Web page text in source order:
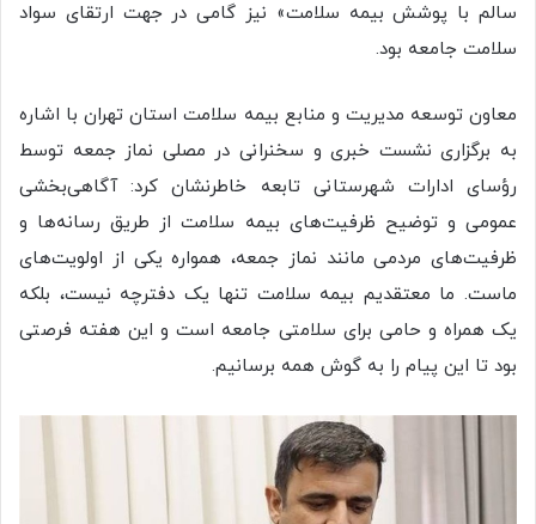
سالم با پوشش بیمه سلامت» نیز گامی در جهت ارتقای سواد
سلامت جامعه بود.
معاون توسعه مدیریت و منابع بیمه سلامت استان تهران با اشاره
به برگزاری نشست خبری و سخنرانی در مصلی نماز جمعه توسط
رؤسای ادارات شهرستانی تابعه خاطرنشان کرد: آگاهی‌بخشی
عمومی و توضیح ظرفیت‌های بیمه سلامت از طریق رسانه‌ها و
ظرفیت‌های مردمی مانند نماز جمعه، همواره یکی از اولویت‌های
ماست. ما معتقدیم بیمه سلامت تنها یک دفترچه نیست، بلکه
یک همراه و حامی برای سلامتی جامعه است و این هفته فرصتی
بود تا این پیام را به گوش همه برسانیم.